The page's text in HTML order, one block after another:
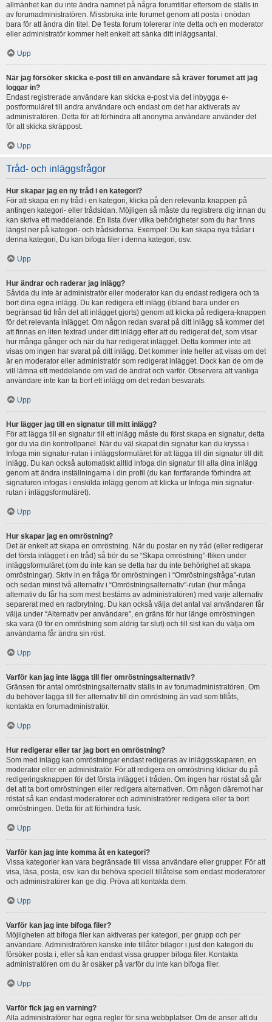
allmänhet kan du inte ändra namnet på några forumtitlar eftersom de ställs in
av forumadministratören. Missbruka inte forumet genom att posta i onödan
bara för att ändra din titel. De flesta forum tolererar inte detta och en moderator
eller administratör kommer helt enkelt att sänka ditt inläggsantal.
Upp
När jag försöker skicka e-post till en användare så kräver forumet att jag
loggar in?
Endast registrerade användare kan skicka e-post via det inbygga e-
postformuläret till andra användare och endast om det har aktiverats av
administratören. Detta för att förhindra att anonyma användare använder det
för att skicka skräppost.
Upp
Tråd- och inläggsfrågor
Hur skapar jag en ny tråd i en kategori?
För att skapa en ny tråd i en kategori, klicka på den relevanta knappen på
antingen kategori- eller trådsidan. Möjligen så måste du registrera dig innan du
kan skriva ett meddelande. En lista över vilka behörigheter som du har finns
längst ner på kategori- och trådsidorna. Exempel: Du kan skapa nya trådar i
denna kategori, Du kan bifoga filer i denna kategori, osv.
Upp
Hur ändrar och raderar jag inlägg?
Såvida du inte är administratör eller moderator kan du endast redigera och ta
bort dina egna inlägg. Du kan redigera ett inlägg (ibland bara under en
begränsad tid från det att inlägget gjorts) genom att klicka på redigera-knappen
för det relevanta inlägget. Om någon redan svarat på ditt inlägg så kommer det
att finnas en liten textrad under ditt inlägg efter att du redigerat det, som visar
hur många gånger och när du har redigerat inlägget. Detta kommer inte att
visas om ingen har svarat på ditt inlägg. Det kommer inte heller att visas om det
är en moderator eller administratör som redigerat inlägget. Dock kan de om de
vill lämna ett meddelande om vad de ändrat och varför. Observera att vanliga
användare inte kan ta bort ett inlägg om det redan besvarats.
Upp
Hur lägger jag till en signatur till mitt inlägg?
För att lägga till en signatur till ett inlägg måste du först skapa en signatur, detta
gör du via din kontrollpanel. När du väl skapat din signatur kan du kryssa i
Infoga min signatur-rutan i inläggsformuläret för att lägga till din signatur till ditt
inlägg. Du kan också automatiskt alltid infoga din signatur till alla dina inlägg
genom att ändra inställningarna i din profil (du kan fortfarande förhindra att
signaturen infogas i enskilda inlägg genom att klicka ur Infoga min signatur-
rutan i inläggsformuläret).
Upp
Hur skapar jag en omröstning?
Det är enkelt att skapa en omröstning. När du postar en ny tråd (eller redigerar
det första inlägget i en tråd) så bör du se “Skapa omröstning”-fliken under
inläggsformuläret (om du inte kan se detta har du inte behörighet att skapa
omröstningar). Skriv in en fråga för omröstningen i “Omröstningsfråga”-rutan
och sedan minst två alternativ i “Omröstningsalternativ”-rutan (hur många
alternativ du får ha som mest bestäms av administratören) med varje alternativ
separerat med en radbrytning. Du kan också välja det antal val användaren får
välja under “Alternativ per användare”, en gräns för hur länge omröstningen
ska vara (0 för en omröstning som aldrig tar slut) och till sist kan du välja om
användarna får ändra sin röst.
Upp
Varför kan jag inte lägga till fler omröstningsalternativ?
Gränsen för antal omröstningsalternativ ställs in av forumadministratören. Om
du behöver lägga till fler alternativ till din omröstning än vad som tillåts,
kontakta en forumadministratör.
Upp
Hur redigerar eller tar jag bort en omröstning?
Som med inlägg kan omröstningar endast redigeras av inläggsskaparen, en
moderator eller en administratör. För att redigera en omröstning klickar du på
redigeringsknappen för det första inlägget i tråden. Om ingen har röstat så går
det att ta bort omröstningen eller redigera alternativen. Om någon däremot har
röstat så kan endast moderatorer och administratörer redigera eller ta bort
omröstningen. Detta för att förhindra fusk.
Upp
Varför kan jag inte komma åt en kategori?
Vissa kategorier kan vara begränsade till vissa användare eller grupper. För att
visa, läsa, posta, osv. kan du behöva speciell tillåtelse som endast moderatorer
och administratörer kan ge dig. Pröva att kontakta dem.
Upp
Varför kan jag inte bifoga filer?
Möjligheten att bifoga filer kan aktiveras per kategori, per grupp och per
användare. Administratören kanske inte tillåter bilagor i just den kategori du
försöker posta i, eller så kan endast vissa grupper bifoga filer. Kontakta
administratören om du är osäker på varför du inte kan bifoga filer.
Upp
Varför fick jag en varning?
Alla administratörer har egna regler för sina webbplatser. Om de anser att du